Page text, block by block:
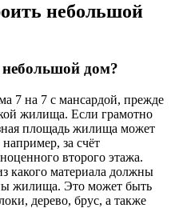
небольшой
дом?
7 на 7 с мансардой, прежде
жилища. Если грамотно
площадь жилища может
за счёт
второго этажа.
какого материала должны
жилища. Это может быть
дерево, брус, а также